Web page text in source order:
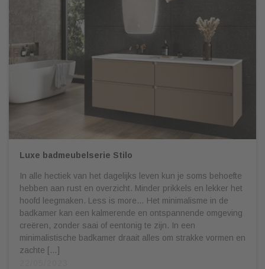
Luxe badmeubelserie Stilo
In alle hectiek van het dagelijks leven kun je soms behoefte
hebben aan rust en overzicht. Minder prikkels en lekker het
hoofd leegmaken. Less is more… Het minimalisme in de
badkamer kan een kalmerende en ontspannende omgeving
creëren, zonder saai of eentonig te zijn. In een
minimalistische badkamer draait alles om strakke vormen en
zachte […]